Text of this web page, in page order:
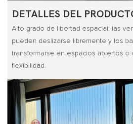
DETALLES DEL
Alto grado de libertad espacial: las
pueden deslizarse libremente y los
transformarse en espacios abiertos o
flexibilidad.